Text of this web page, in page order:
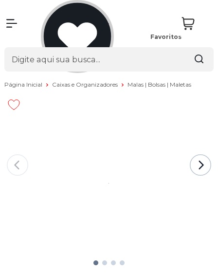
Favoritos
Página Inicial Caixas e Organizadores Malas | Bolsas | Maletas